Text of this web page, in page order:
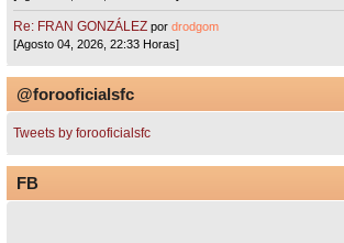
Re: FRAN GONZÁLEZ pordrodgom
[Agosto 04, 2026, 22:33 Horas]
@forooficialsfc
Tweets by forooficialsfc
FB